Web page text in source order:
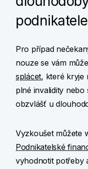
podnikatele
Pro případ
nouze se vám
splácet, které kryje
plné invalidity nebo
obzvlášť u
Vyzkoušet můžete
Podnikatelské
vyhodnotit potřeby